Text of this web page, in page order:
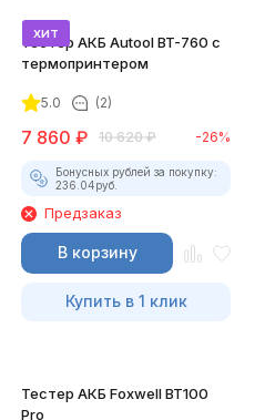
хит
Тестер АКБ Autool BT-760 с
термопринтером
5.0 (2)
7 860 ₽ 10 620 ₽ -26%
Бонусных рублей за покупку:
236.04руб.
Предзаказ
В корзину
Купить в 1 клик
Тестер АКБ Foxwell BT100
Pro